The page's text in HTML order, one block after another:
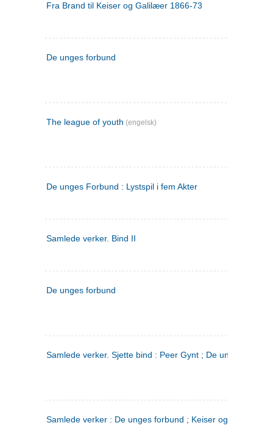
Fra Brand til Keiser og Galilæer 1866-73
De unges forbund
The league of youth (engelsk)
De unges Forbund : Lystspil i fem Akter
Samlede verker. Bind II
De unges forbund
Samlede verker. Sjette bind : Peer Gynt ; De unges
Samlede verker : De unges forbund ; Keiser og Galilæer. 3